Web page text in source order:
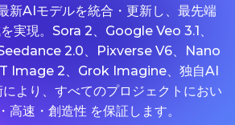
AIモデルを統合・更新し、最先端
実現。Sora 2、Google Veo 3.1、
2.0、Pixverse V6、Nano
Image 2、Grok Imagine、独自AI
より、すべてのプロジェクトにおい
高速・創造性 を保証します。